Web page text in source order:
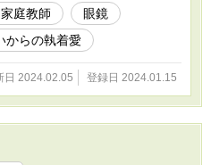
家庭教師
眼鏡
からの執着愛
日 2024.02.05 登録日 2024.01.15